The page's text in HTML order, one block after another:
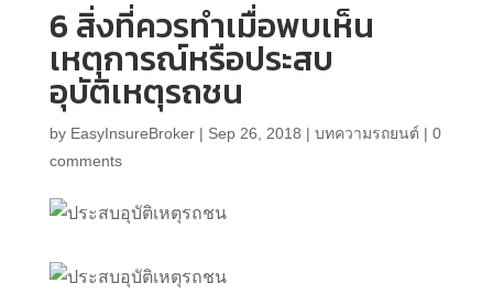
6 สิ่งที่ควรทำเมื่อพบเห็น
เหตุการณ์หรือประสบ
อุบัติเหตุรถชน
by EasyInsureBroker| Sep 26, 2018 | บทความรถยนต์ | 0
comments